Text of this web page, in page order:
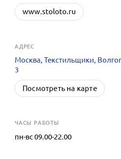
www.stoloto.ru
АДРЕС
Москва, Текстильщики,
3
Посмотреть на карте
ЧАСЫ РАБОТЫ
пн-вс 09.00-22.00